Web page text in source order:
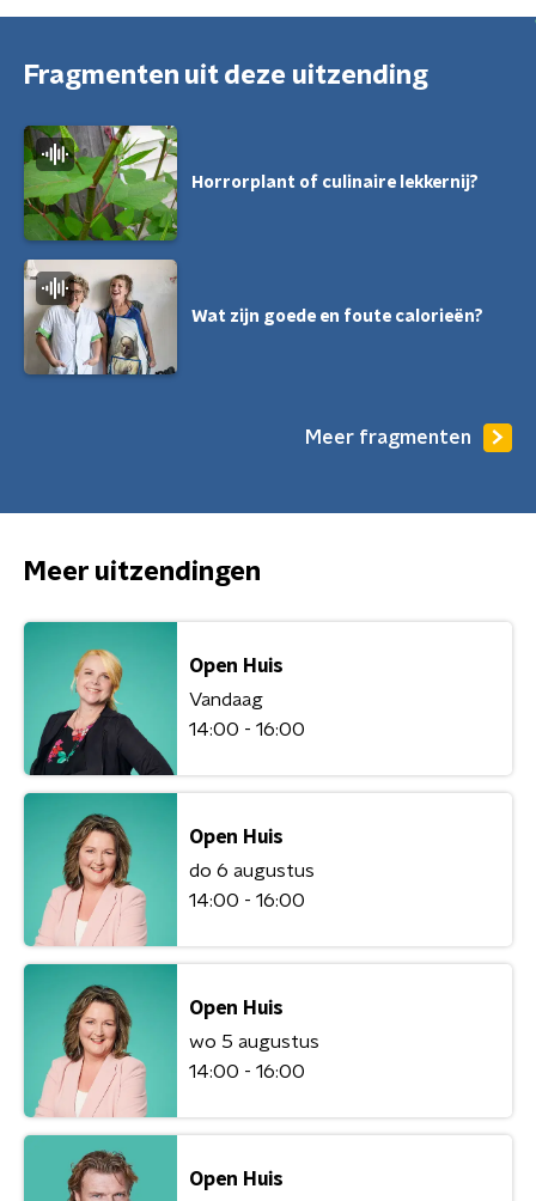
Fragmenten uit deze uitzending
Horrorplant of culinaire lekkernij?
Wat zijn goede en foute calorieën?
Meer fragmenten
Meer uitzendingen
Open Huis
Vandaag
14:00 - 16:00
Open Huis
do 6 augustus
14:00 - 16:00
Open Huis
wo 5 augustus
14:00 - 16:00
Open Huis